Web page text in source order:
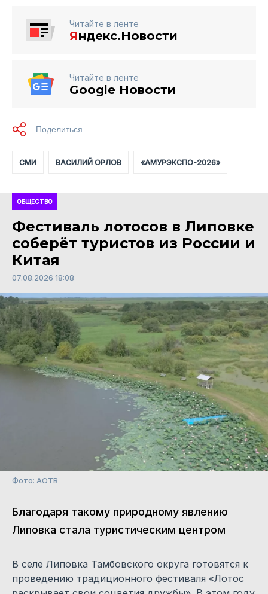
Читайте в ленте
Яндекс.Новости
Читайте в ленте
Google Новости
СМИ ВАСИЛИЙ ОРЛОВ «АМУРЭКСПО-2026»
ОБЩЕСТВО
Фестиваль лотосов в Липовке
соберёт туристов из России и
Китая
07.08.2026 18:08
Фото: АОТВ
Благодаря такому природному явлению
Липовка стала туристическим центром
В селе Липовка Тамбовского округа готовятся к
проведению традиционного фестиваля «Лотос